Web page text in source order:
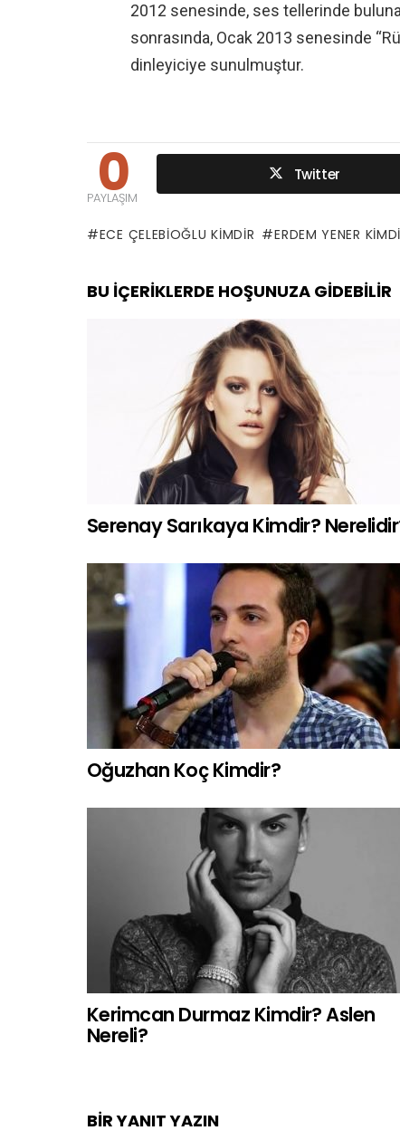
2012 senesinde, ses tellerinde
sonrasında, Ocak 2013 senesinde
dinleyiciye sunulmuştur.
0
PAYLAŞIM
Twitter
ECE ÇELEBIOĞLU KIMDIR ERDEM YENER
BU İÇERIKLERDE HOŞUNUZA GIDEBILIR
Serenay Sarıkaya Kimdir?
Oğuzhan Koç Kimdir?
Kerimcan Durmaz Kimdir? Aslen
Nereli?
BIR YANIT YAZIN